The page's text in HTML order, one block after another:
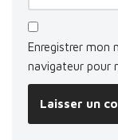
Enregistrer mon
navigateur pour